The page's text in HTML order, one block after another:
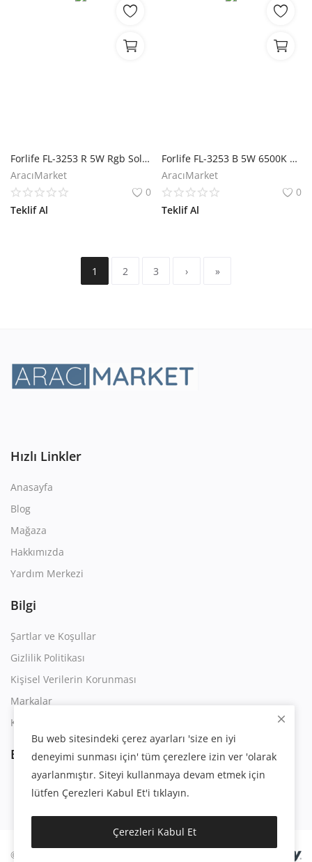
Forlife FL-3253 R 5W Rgb Solar Çim Armatürü
AracıMarket
0
Teklif Al
Forlife FL-3253 B 5W 6500K Beyaz Solar Çim Armatürü
AracıMarket
0
Teklif Al
1 2 3 › »
Hızlı Linkler
Anasayfa
Blog
Mağaza
Hakkımızda
Yardım Merkezi
Bilgi
Şartlar ve Koşullar
Gizlilik Politikası
Kişisel Verilerin Korunması
Markalar
Kullanım Sözleşmesi
Bizi Takip Edin
© 2023 | Eygsoft
Bu web sitesindeki çerez ayarları 'size en iyi
deneyimi sunması için' tüm çerezlere izin ver 'olarak
ayarlanmıştır. Siteyi kullanmaya devam etmek için
lütfen Çerezleri Kabul Et'i tıklayın.
Çerezleri Kabul Et